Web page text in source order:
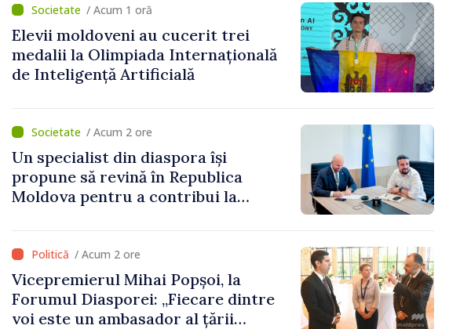
dăm o șansă localităților să se
dezvolte”
/ Acum 1 oră
Elevii moldoveni au cucerit trei
medalii la Olimpiada Internațională
de Inteligență Artificială
/ Acum 2 ore
Un specialist din diaspora își
propune să revină în Republica
Moldova pentru a contribui la
/ Acum 2 ore
Vicepremierul Mihai Popșoi, la
Forumul Diasporei: „Fiecare dintre
voi este un ambasador al țării